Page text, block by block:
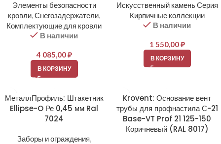
Элементы безопасности
кровли,Снегозадержатели,
Комплектующие для кровли
В наличии
4 085,00₽
В КОРЗИНУ
Искусственный камень Серия
Кирпичные коллекции
В наличии
1 550,00₽
В КОРЗИНУ
МеталлПрофиль: Штакетник
Ellipse-O Ре 0,45 мм Ral
7024
Заборы и ограждения,
Krovent: Основание вент
трубы для профнастила С-21
Base-VT Prof 21 125-150
Коричневый (RAL 8017)